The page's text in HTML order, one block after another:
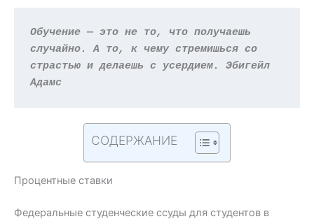
Обучение — это не то, что получаешь
случайно. А то, к чему стремишься со
страстью и делаешь с усердием. Эбигейл
Адамс
СОДЕРЖАНИЕ
Процентные ставки
Федеральные студенческие ссуды для студентов в